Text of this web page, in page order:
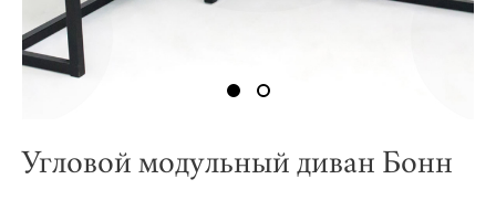
Угловой модульный диван Бонн